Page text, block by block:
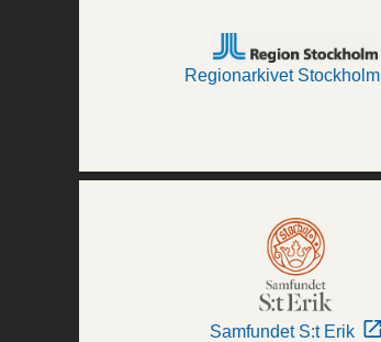
Regionarkivet Stockholm
Samfundet S:t Erik